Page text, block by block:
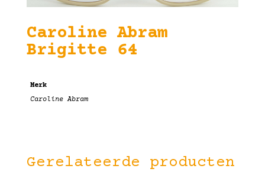
Caroline Abram
Brigitte 64
Merk
Caroline Abram
Gerelateerde producten